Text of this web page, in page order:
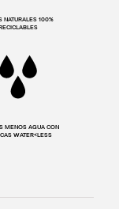
NATURALES 100%
MENOS AGUA CON
WATER<LESS